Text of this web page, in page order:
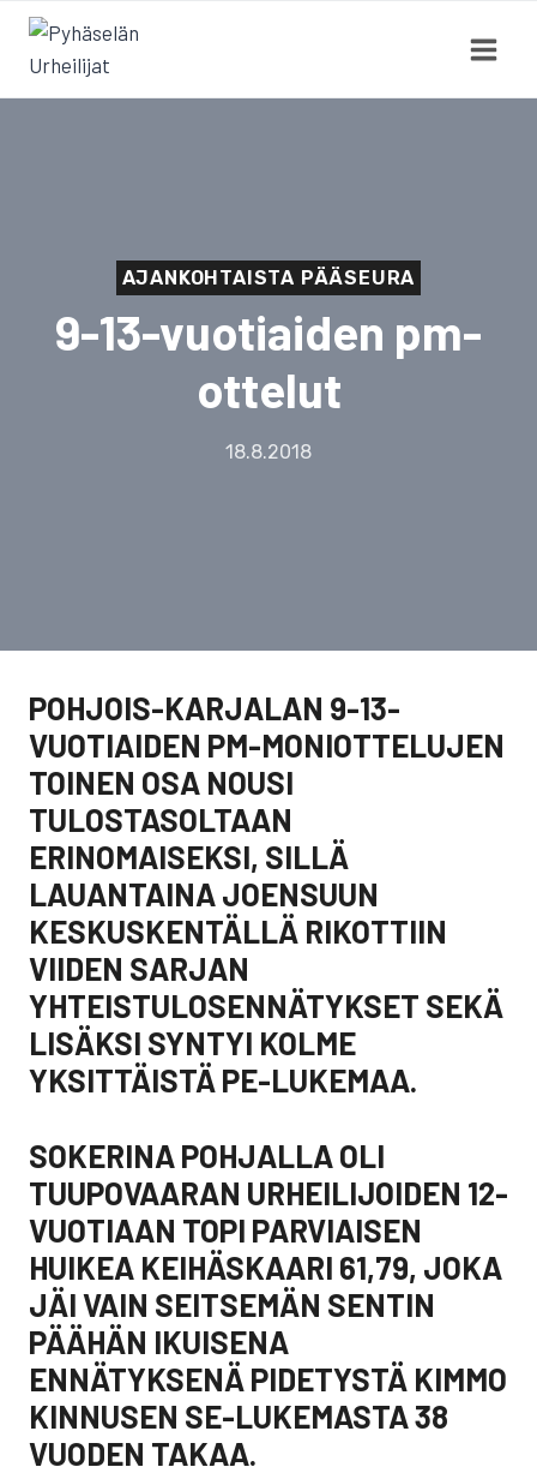
Siirry
sisältöön
AJANKOHTAISTA PÄÄSEURA
9-13-vuotiaiden pm-
ottelut
18.8.2018
POHJOIS-KARJALAN 9-13-
VUOTIAIDEN PM-MONIOTTELUJEN
TOINEN OSA NOUSI
TULOSTASOLTAAN
ERINOMAISEKSI, SILLÄ
LAUANTAINA JOENSUUN
KESKUSKENTÄLLÄ RIKOTTIIN
VIIDEN SARJAN
YHTEISTULOSENNÄTYKSET SEKÄ
LISÄKSI SYNTYI KOLME
YKSITTÄISTÄ PE-LUKEMAA.
SOKERINA POHJALLA OLI
TUUPOVAARAN URHEILIJOIDEN 12-
VUOTIAAN TOPI PARVIAISEN
HUIKEA KEIHÄSKAARI 61,79, JOKA
JÄI VAIN SEITSEMÄN SENTIN
PÄÄHÄN IKUISENA
ENNÄTYKSENÄ PIDETYSTÄ KIMMO
KINNUSEN SE-LUKEMASTA 38
VUODEN TAKAA.